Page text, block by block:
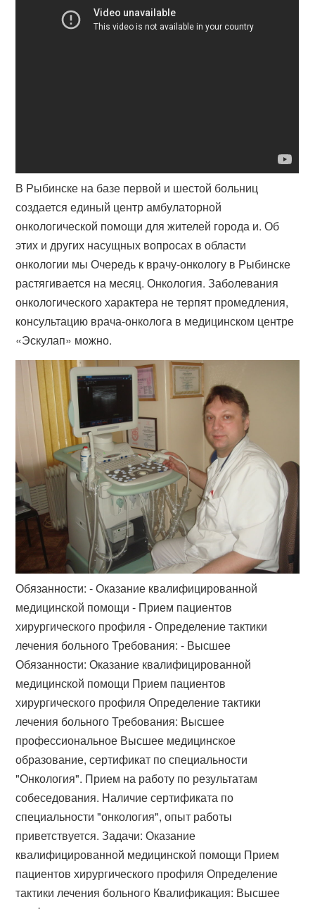
В Рыбинске на базе первой и шестой больниц
создается единый центр амбулаторной
онкологической помощи для жителей города и. Об
этих и других насущных вопросах в области
онкологии мы Очередь к врачу-онкологу в Рыбинске
растягивается на месяц. Онкология. Заболевания
онкологического характера не терпят промедления,
консультацию врача-онколога в медицинском центре
«Эскулап» можно.
Обязанности: - Оказание квалифицированной
медицинской помощи - Прием пациентов
хирургического профиля - Определение тактики
лечения больного Требования: - Высшее
Обязанности: Оказание квалифицированной
медицинской помощи Прием пациентов
хирургического профиля Определение тактики
лечения больного Требования: Высшее
профессиональное Высшее медицинское
образование, сертификат по специальности
"Онкология". Прием на работу по результатам
собеседования. Наличие сертификата по
специальности "онкология", опыт работы
приветствуется. Задачи: Оказание
квалифицированной медицинской помощи Прием
пациентов хирургического профиля Определение
тактики лечения больного Квалификация: Высшее